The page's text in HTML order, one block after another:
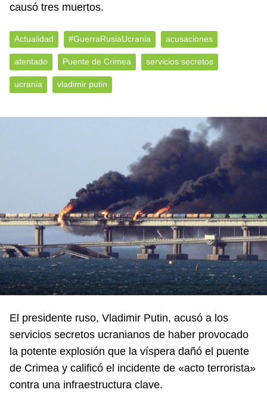
causó tres muertos.
Actualidad #GuerraRusiaUcrania acusaciones
atentado Puente de Crimea servicios secretos
ucrania vladimir putin
El presidente ruso, Vladimir Putin, acusó a los
servicios secretos ucranianos de haber provocado
la potente explosión que la víspera dañó el puente
de Crimea y calificó el incidente de «acto terrorista»
contra una infraestructura clave.